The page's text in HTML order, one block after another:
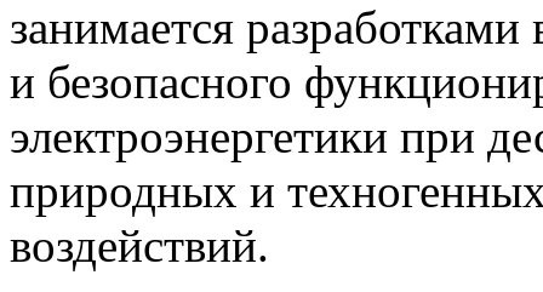
занимается
и безопасного
электроэнергетики при
природных и
воздействий.